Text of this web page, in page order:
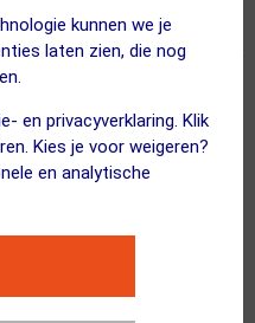
kunnen we je
laten zien, die nog
en privacyverklaring. Klik
Kies je voor weigeren?
en analytische